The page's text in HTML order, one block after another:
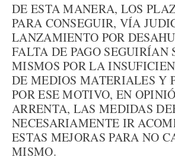
DE ESTA MANERA, LOS
PARA CONSEGUIR, VÍA
LANZAMIENTO POR
FALTA DE PAGO SEGUIRÍAN
MISMOS POR LA
DE MEDIOS MATERIALES Y
POR ESE MOTIVO, EN
ARRENTA, LAS MEDIDAS
NECESARIAMENTE IR
ESTAS MEJORAS PARA NO
MISMO.